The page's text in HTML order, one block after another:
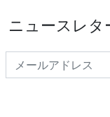
ニュースレタ